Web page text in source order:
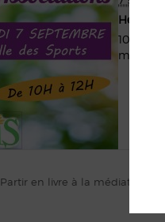
Heure :
10 h 00
min
Partir en livre à la médiathèque